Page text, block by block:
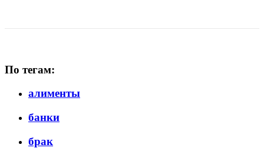
По тегам:
алименты
банки
брак